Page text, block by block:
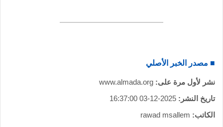
■ مصدر الخبر الأصلي
نشر لأول مرة على: www.almada.org
تاريخ النشر: 2025-12-03 16:37:00
الكاتب: rawad msallem